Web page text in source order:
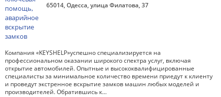
65014, Одесса, улица Филатова, 37
Компания «KEYSHELP»успешно специализируется на
профессиональном оказании широкого спектра услуг, включая
открытие автомобилей. Опытные и высококвалифицированные
специалисты за минимальное количество времени приедут к клиенту
и проведут экстренное вскрытие замков машин любых моделей и
производителей. Обратившись к…